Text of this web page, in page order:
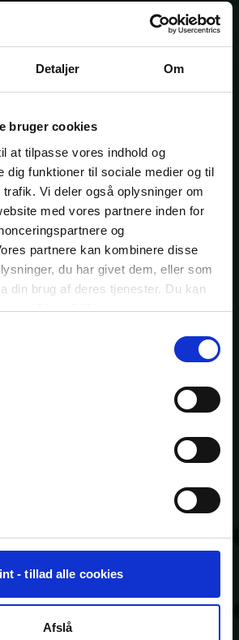
Detaljer Om
bruger cookies
at tilpasse vores indhold og
dig funktioner til sociale medier og til
Vi deler også oplysninger om
med vores partnere inden for
og
partnere kan kombinere disse
du har givet dem, eller som
din brug af deres tjenester. Du kan
cookiepolitik.
- tillad alle cookies
Afslå